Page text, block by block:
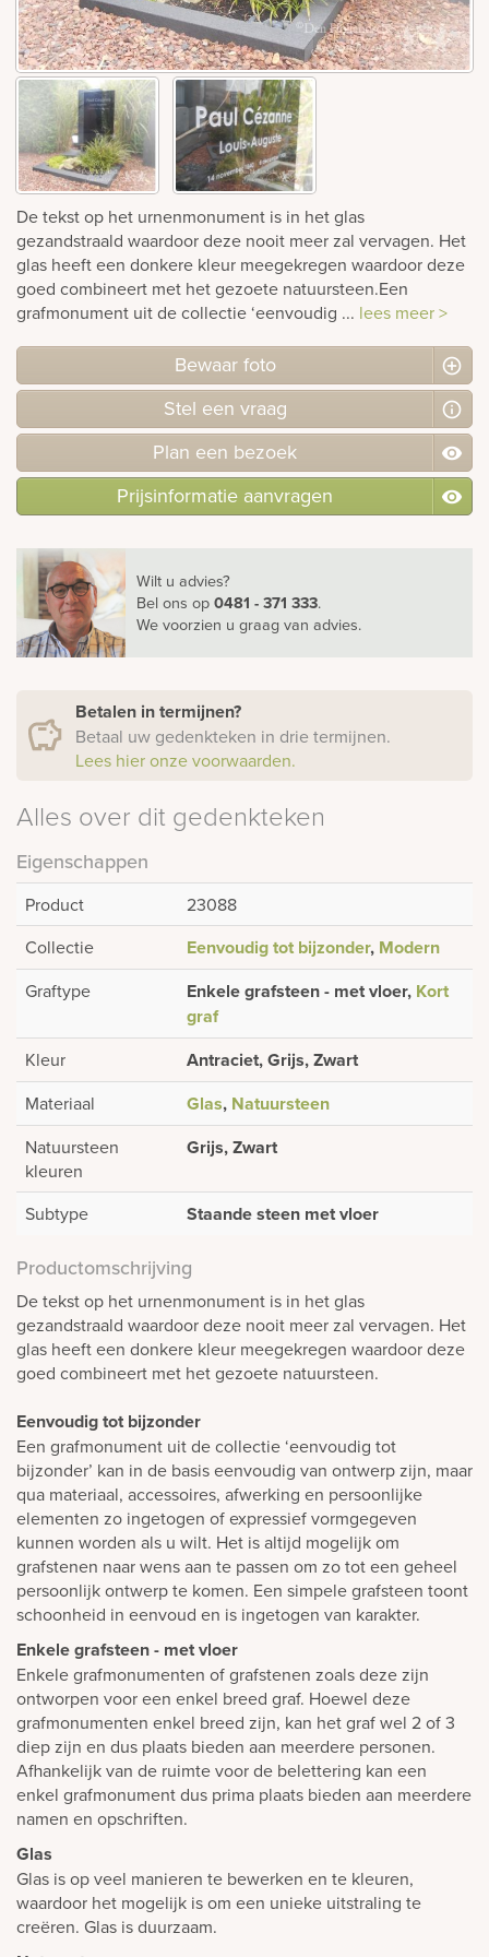
Bekijk
ook:
De tekst op het urnenmonument is in het glas
gezandstraald waardoor deze nooit meer zal vervagen. Het
glas heeft een donkere kleur meegekregen waardoor deze
goed combineert met het gezoete natuursteen.Een
grafmonument uit de collectie ‘eenvoudig ... lees meer >
Bewaar foto
Stel een vraag
Plan een bezoek
Prijsinformatie aanvragen
Wilt u advies?
Bel ons op0481 - 371 333.
We voorzien u graag van advies.
Betalen in termijnen?
Betaal uw gedenkteken in drie termijnen.
Lees hier onze voorwaarden.
Alles over dit gedenkteken
Eigenschappen
Product
23088
Collectie
Eenvoudig tot bijzonder, Modern
Graftype Enkele grafsteen - met vloer, Kort
graf
Kleur Antraciet, Grijs, Zwart
Materiaal Glas, Natuursteen
Natuursteen
kleuren
Grijs, Zwart
Subtype Staande steen met vloer
Productomschrijving
De tekst op het urnenmonument is in het glas
gezandstraald waardoor deze nooit meer zal vervagen. Het
glas heeft een donkere kleur meegekregen waardoor deze
goed combineert met het gezoete natuursteen.
Eenvoudig tot bijzonder
Een grafmonument uit de collectie ‘eenvoudig tot
bijzonder’ kan in de basis eenvoudig van ontwerp zijn, maar
qua materiaal, accessoires, afwerking en persoonlijke
elementen zo ingetogen of expressief vormgegeven
kunnen worden als u wilt. Het is altijd mogelijk om
grafstenen naar wens aan te passen om zo tot een geheel
persoonlijk ontwerp te komen. Een simpele grafsteen toont
schoonheid in eenvoud en is ingetogen van karakter.
Enkele grafsteen - met vloer
Enkele grafmonumenten of grafstenen zoals deze zijn
ontworpen voor een enkel breed graf. Hoewel deze
grafmonumenten enkel breed zijn, kan het graf wel 2 of 3
diep zijn en dus plaats bieden aan meerdere personen.
Afhankelijk van de ruimte voor de belettering kan een
enkel grafmonument dus prima plaats bieden aan meerdere
namen en opschriften.
Glas
Glas is op veel manieren te bewerken en te kleuren,
waardoor het mogelijk is om een unieke uitstraling te
creëren. Glas is duurzaam.